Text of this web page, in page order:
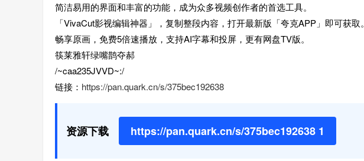
简洁易用的界面和丰富的功能，成为众多视频创作者的首选工具。
「VivaCut影视编辑神器」，复制整段内容，打开最新版「夸克APP」即可获取。
畅享原画，免费5倍速播放，支持AI字幕和投屏，更有网盘TV版。
筷莱雅轩绿嘴鹊夺郝
/~caa235JVVD~:/
链接： https://pan.quark.cn/s/375bec192638
资源下载 https://pan.quark.cn/s/375bec192638 1